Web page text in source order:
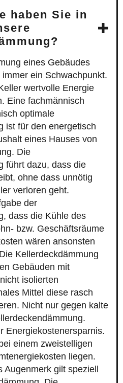
haben Sie in
eines Gebäudes
ein Schwachpunkt.
wertvolle Energie
Eine fachmännisch
optimale
ist für den energetisch
eines Hauses von
Die
führt dazu, dass die
ohne dass unnötig
verloren geht.
der
dass die Kühle des
bzw. Geschäftsräume
wären ansonsten
Kellerdeckdämmung
Gebäuden mit
isolierten
Mittel diese rasch
Nicht nur gegen kalte
Energiekostenersparnis.
einem zweistelligen
liegen.
gilt speziell